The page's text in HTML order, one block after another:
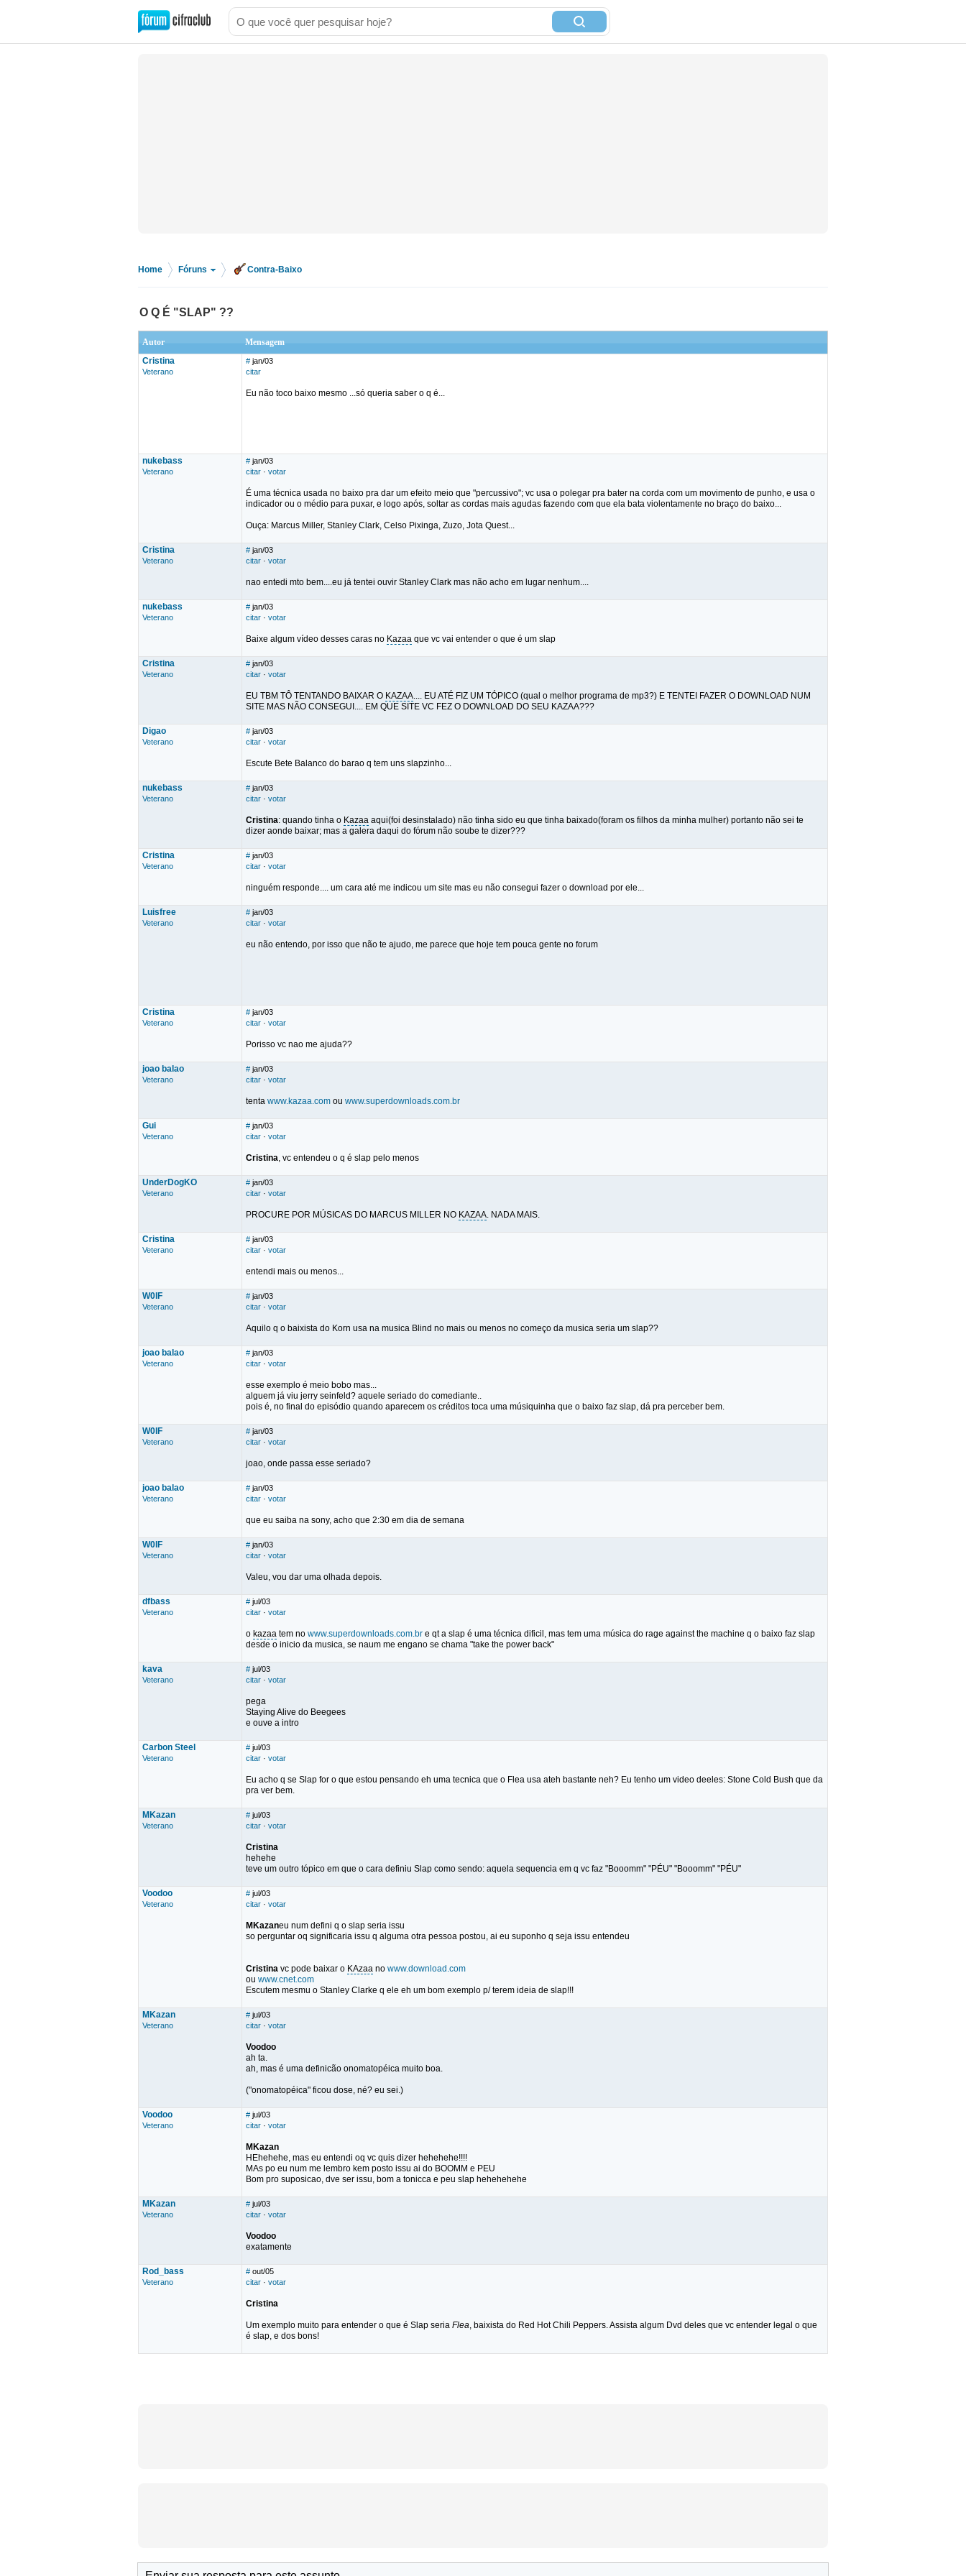
Home Fóruns Contra-Baixo
O Q É "SLAP" ??
Autor
Mensagem
Cristina
Veterano
# jan/03
citar
Eu não toco baixo mesmo ...só queria saber o q é...
nukebass
Veterano
# jan/03
citar · votar
É uma técnica usada no baixo pra dar um efeito meio que "percussivo"; vc usa o polegar pra bater na corda com um movimento de punho, e usa o
indicador ou o médio para puxar, e logo após, soltar as cordas mais agudas fazendo com que ela bata violentamente no braço do baixo...
Ouça: Marcus Miller, Stanley Clark, Celso Pixinga, Zuzo, Jota Quest...
Cristina
Veterano
# jan/03
citar · votar
nao entedi mto bem....eu já tentei ouvir Stanley Clark mas não acho em lugar nenhum....
nukebass
Veterano
# jan/03
citar · votar
Baixe algum vídeo desses caras no Kazaa que vc vai entender o que é um slap
Cristina
Veterano
# jan/03
citar · votar
EU TBM TÔ TENTANDO BAIXAR O KAZAA.... EU ATÉ FIZ UM TÓPICO (qual o melhor programa de mp3?) E TENTEI FAZER O DOWNLOAD NUM
SITE MAS NÃO CONSEGUI.... EM QUE SITE VC FEZ O DOWNLOAD DO SEU KAZAA???
Digao
Veterano
# jan/03
citar · votar
Escute Bete Balanco do barao q tem uns slapzinho...
nukebass
Veterano
# jan/03
citar · votar
Cristina: quando tinha o Kazaa aqui(foi desinstalado) não tinha sido eu que tinha baixado(foram os filhos da minha mulher) portanto não sei te
dizer aonde baixar; mas a galera daqui do fórum não soube te dizer???
Cristina
Veterano
# jan/03
citar · votar
ninguém responde.... um cara até me indicou um site mas eu não consegui fazer o download por ele...
Luisfree
Veterano
# jan/03
citar · votar
eu não entendo, por isso que não te ajudo, me parece que hoje tem pouca gente no forum
Cristina
Veterano
# jan/03
citar · votar
Porisso vc nao me ajuda??
joao balao
Veterano
# jan/03
citar · votar
tenta www.kazaa.com ou www.superdownloads.com.br
Gui
Veterano
# jan/03
citar · votar
Cristina, vc entendeu o q é slap pelo menos
UnderDogKO
Veterano
# jan/03
citar · votar
PROCURE POR MÚSICAS DO MARCUS MILLER NO KAZAA. NADA MAIS.
Cristina
Veterano
# jan/03
citar · votar
entendi mais ou menos...
W0lF
Veterano
# jan/03
citar · votar
Aquilo q o baixista do Korn usa na musica Blind no mais ou menos no começo da musica seria um slap??
joao balao
Veterano
# jan/03
citar · votar
esse exemplo é meio bobo mas...
alguem já viu jerry seinfeld? aquele seriado do comediante..
pois é, no final do episódio quando aparecem os créditos toca uma músiquinha que o baixo faz slap, dá pra perceber bem.
W0lF
Veterano
# jan/03
citar · votar
joao, onde passa esse seriado?
joao balao
Veterano
# jan/03
citar · votar
que eu saiba na sony, acho que 2:30 em dia de semana
W0lF
Veterano
# jan/03
citar · votar
Valeu, vou dar uma olhada depois.
dfbass
Veterano
# jul/03
citar · votar
o kazaa tem no www.superdownloads.com.br e qt a slap é uma técnica dificil, mas tem uma música do rage against the machine q o baixo faz slap
desde o inicio da musica, se naum me engano se chama "take the power back"
kava
Veterano
# jul/03
citar · votar
pega
Staying Alive do Beegees
e ouve a intro
Carbon Steel
Veterano
# jul/03
citar · votar
Eu acho q se Slap for o que estou pensando eh uma tecnica que o Flea usa ateh bastante neh? Eu tenho um video deeles: Stone Cold Bush que da
pra ver bem.
MKazan
Veterano
# jul/03
citar · votar
Cristina
hehehe
teve um outro tópico em que o cara definiu Slap como sendo: aquela sequencia em q vc faz "Booomm" "PÉU" "Booomm" "PÉU"
Voodoo
Veterano
# jul/03
citar · votar
MKazaneu num defini q o slap seria issu
so perguntar oq significaria issu q alguma otra pessoa postou, ai eu suponho q seja issu entendeu
Cristina vc pode baixar o KAzaa no www.download.com
ou www.cnet.com
Escutem mesmu o Stanley Clarke q ele eh um bom exemplo p/ terem ideia de slap!!!
MKazan
Veterano
# jul/03
citar · votar
Voodoo
ah ta.
ah, mas é uma definicão onomatopéica muito boa.
("onomatopéica" ficou dose, né? eu sei.)
Voodoo
Veterano
# jul/03
citar · votar
MKazan
HEhehehe, mas eu entendi oq vc quis dizer hehehehe!!!!
MAs po eu num me lembro kem posto issu ai do BOOMM e PEU
Bom pro suposicao, dve ser issu, bom a tonicca e peu slap hehehehehe
MKazan
Veterano
# jul/03
citar · votar
Voodoo
exatamente
Rod_bass
Veterano
# out/05
citar · votar
Cristina
Um exemplo muito para entender o que é Slap seria Flea, baixista do Red Hot Chili Peppers. Assista algum Dvd deles que vc entender legal o que
é slap, e dos bons!